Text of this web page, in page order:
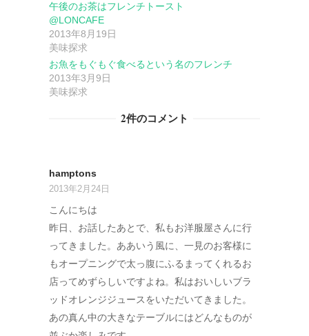
ン
午後のお茶はフレンチトースト
@LONCAFE
2013年8月19日
美味探求
お魚をもぐもぐ食べるという名のフレンチ
2013年3月9日
美味探求
2件のコメント
hamptons
2013年2月24日
こんにちは
昨日、お話したあとで、私もお洋服屋さんに行
ってきました。ああいう風に、一見のお客様に
もオープニングで太っ腹にふるまってくれるお
店ってめずらしいですよね。私はおいしいブラ
ッドオレンジジュースをいただいてきました。
あの真ん中の大きなテーブルにはどんなものが